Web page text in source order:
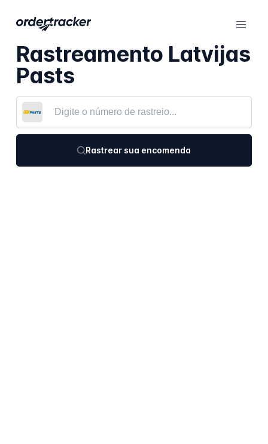
Rastreamento Latvijas
Pasts
Rastrear sua encomenda